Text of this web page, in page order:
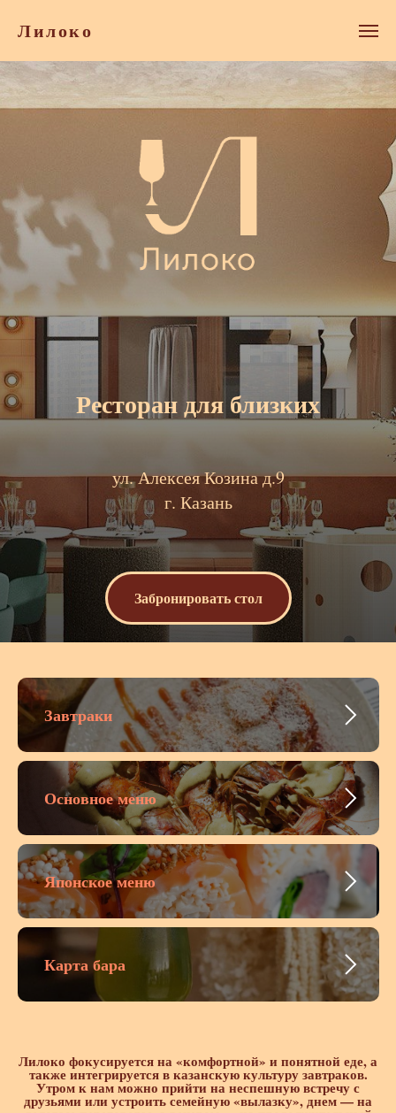
Лилоко
Ресторан для близких
ул. Алексея Козина д.9
г. Казань
Забронировать стол
Завтраки
Основное меню
Японское меню
Карта бара
Лилоко фокусируется на «комфортной» и понятной еде, а
также интегрируется в казанскую культуру завтраков.
Утром к нам можно прийти на неспешную встречу с
друзьями или устроить семейную «вылазку», днем — на